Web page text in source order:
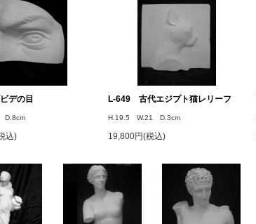
デの目
込)
L-649 古代エジプト猫レリーフ
H.19.5 W.21 D.3cm
19,800円(税込)